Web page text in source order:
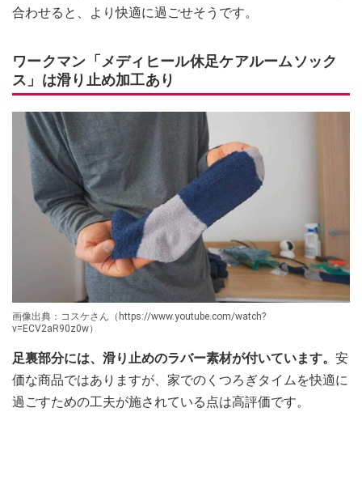
合わせると、より快適に過ごせそうです。
ワークマン「メディヒール休足ケアルームソック
ス」は滑り止め加工あり
画像出典：コスケさん（https://www.youtube.com/watch?
v=ECV2aR90z0w）
足裏部分には、滑り止めのラバー素材が付いています。 安
価な商品ではありますが、家でのくつろぎタイムを快適に
過ごすための工夫が施されている点は高評価です。